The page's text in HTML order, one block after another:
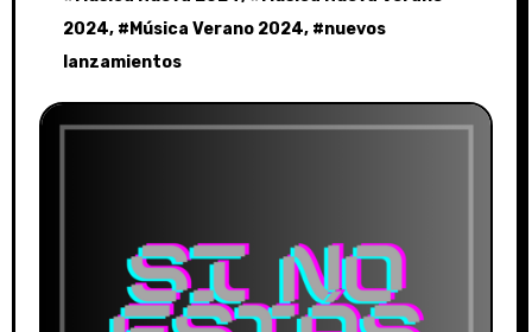
2024, # Música Verano 2024, #nuevos
lanzamientos